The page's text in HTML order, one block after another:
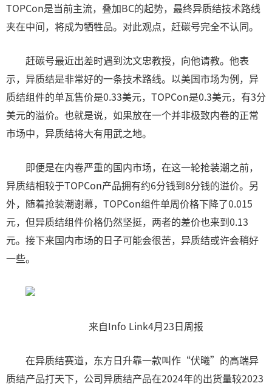
TOPCon是当前主流，叠加BC的起势，最终异质结技术路线
夹在中间，将成为牺牲品。对此观点，赶碳号完全不认同。
赶碳号最近出差时遇到沈文忠教授，向他请教。他表
示，异质结是非常好的一条技术路线。以美国市场为例，异
质结组件的单瓦售价是0.33美元，TOPCon是0.3美元，有3分
美元的溢价。也就是说，如果放在一个并非极致内卷的正常
市场中，异质结将大有用武之地。
即便是在内卷严重的国内市场，在这一轮抢装潮之前，
异质结相较于TOPCon产品拥有约6分钱到8分钱的溢价。另
外，随着抢装潮谢幕，TOPCon组件单周价格下降了0.015
元，但异质结组件价格仍然坚挺，两者的差价也来到0.13
元。接下来国内市场的日子可能会很苦，异质结或许会稍好
一些。
来自Info Link4月23日周报
在异质结赛道，东方日升靠一款叫作“伏曦”的高端异
质结产品打天下，公司异质结产品在2024年的出货量较2023